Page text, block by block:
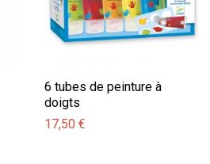
6 tubes de peinture à
doigts
17,50 €